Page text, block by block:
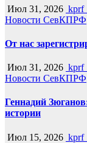
Июл 31, 2026
Новости СевКПРФ
От нас
Июл 31, 2026
Новости СевКПРФ
Геннадий
истории
Июл 15, 2026